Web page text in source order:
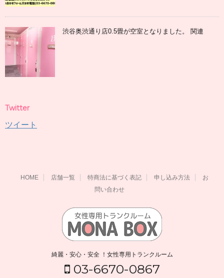
渋谷奥渋通り店0.5畳が空室となりました。 関連
Twitter
ツイート
HOME 店舗一覧 特商法に基づく表記 申し込み方法
お
問い合わせ
綺麗・安心・安全 ！女性専用トランクルーム
03-6670-0867